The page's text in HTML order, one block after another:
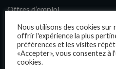
Offres d’emploi
Questions fréquentes
Blog
Contact
Nous utilisons des cookies
offrir l'expérience la plus
préférences et les visites
«Accepter», vous consentez à
cookies.